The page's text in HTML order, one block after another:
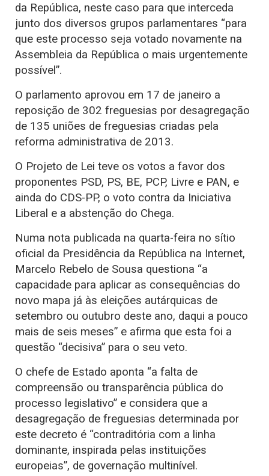
da República, neste caso para que interceda
junto dos diversos grupos parlamentares “para
que este processo seja votado novamente na
Assembleia da República o mais urgentemente
possível”.
O parlamento aprovou em 17 de janeiro a
reposição de 302 freguesias por desagregação
de 135 uniões de freguesias criadas pela
reforma administrativa de 2013.
O Projeto de Lei teve os votos a favor dos
proponentes PSD, PS, BE, PCP, Livre e PAN, e
ainda do CDS-PP, o voto contra da Iniciativa
Liberal e a abstenção do Chega.
Numa nota publicada na quarta-feira no sítio
oficial da Presidência da República na Internet,
Marcelo Rebelo de Sousa questiona “a
capacidade para aplicar as consequências do
novo mapa já às eleições autárquicas de
setembro ou outubro deste ano, daqui a pouco
mais de seis meses” e afirma que esta foi a
questão “decisiva” para o seu veto.
O chefe de Estado aponta “a falta de
compreensão ou transparência pública do
processo legislativo” e considera que a
desagregação de freguesias determinada por
este decreto é “contraditória com a linha
dominante, inspirada pelas instituições
europeias”, de governação multinível.